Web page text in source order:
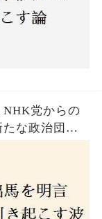
党からの
な政治団体